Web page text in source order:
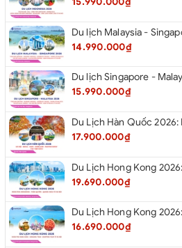
14.990.000₫
15.990.000₫
17.900.000₫
19.690.000₫
16.690.000₫